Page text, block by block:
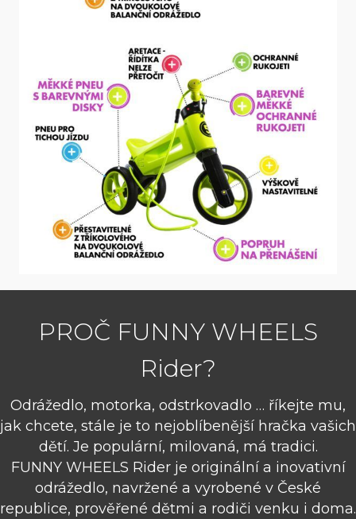
PROČ FUNNY WHEELS
Rider?
Odrážedlo, motorka, odstrkovadlo … říkejte mu,
jak chcete, stále je to nejoblíbenější hračka vašich
dětí. Je populární, milovaná, má tradici.
FUNNY WHEELS Rider je originální a inovativní
odrážedlo, navržené a vyrobené v České
republice, prověřené dětmi a rodiči venku i doma.